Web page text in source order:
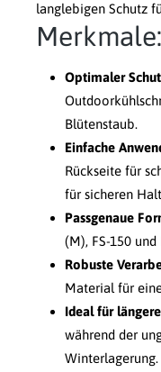
langlebigen Schutz
Merkmale:
Optimaler
Blütenstaub.
Einfache
Rückseite für
für sicheren
Passgenaue
(M), FS-150
Robuste
Material für
Ideal für
während der
Winterlagerung.